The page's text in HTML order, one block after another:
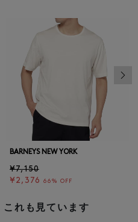
BARNEYS NEW YORK
¥7,150
¥2,376
66% OFF
れも見ています